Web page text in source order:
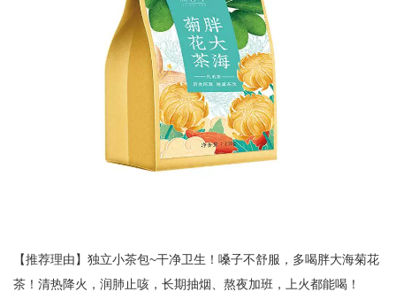
【推荐理由】独立小茶包~干净卫生！嗓子不舒服，多喝胖大海菊花
茶！清热降火，润肺止咳，长期抽烟、熬夜加班，上火都能喝！